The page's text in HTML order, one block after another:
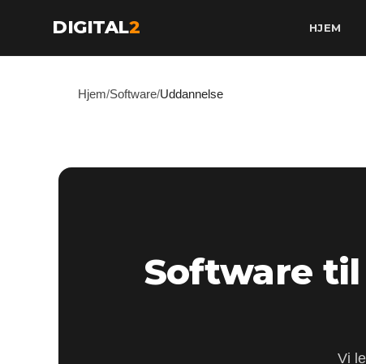
DIGITAL2 HJEM
Hjem/Software/Uddannelse
Software til
Vi